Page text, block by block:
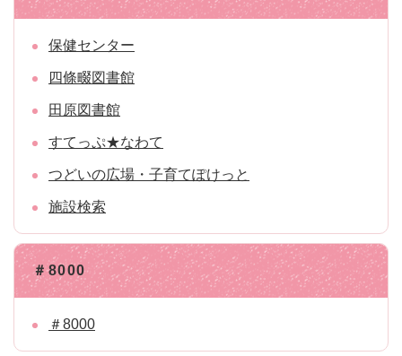
保健センター
四條畷図書館
田原図書館
すてっぷ★なわて
つどいの広場・子育てぽけっと
施設検索
＃8000
＃8000